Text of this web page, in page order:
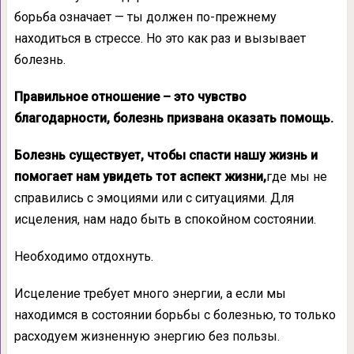
борьба означает — ты должен по-прежнему
находиться в стрессе. Но это как раз и вызывает
болезнь.
Правильное отношение – это чувство
благодарности, болезнь призвана оказать помощь.
Болезнь существует, чтобы спасти нашу жизнь и
помогает нам увидеть тот аспект жизни,где мы не
справились с эмоциями или с ситуациями. Для
исцеления, нам надо быть в спокойном состоянии.
Необходимо отдохнуть.
Исцеление требует много энергии, а если мы
находимся в состоянии борьбы с болезнью, то только
расходуем жизненную энергию без пользы.